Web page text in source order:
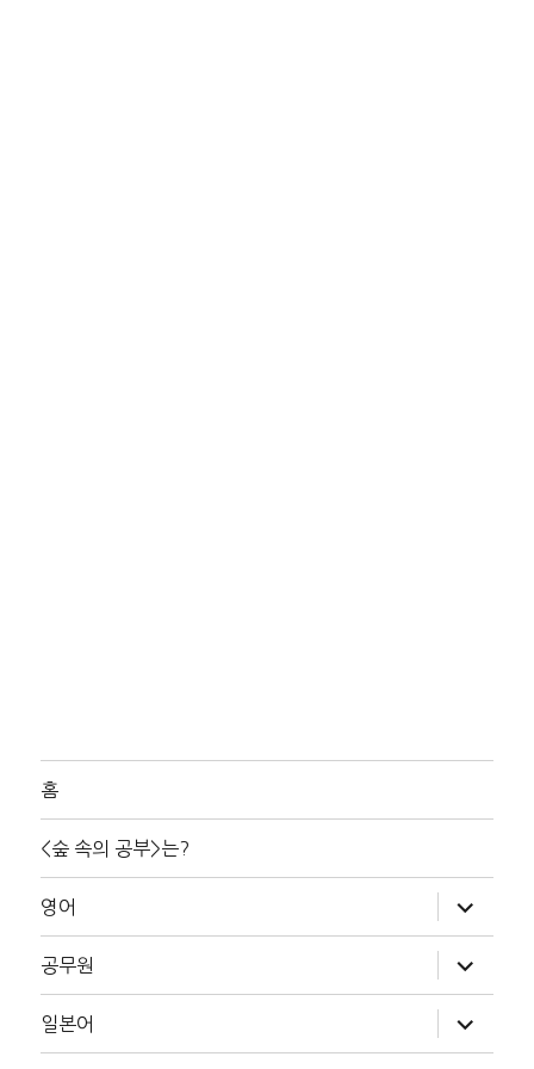
홈
<숲 속의 공부>는?
영어
위
메
확
장
공무원
위
메
확
장
일본어
위
메